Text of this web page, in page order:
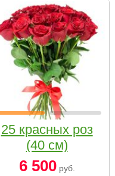
25 красных роз
(40 см)
6 500руб.